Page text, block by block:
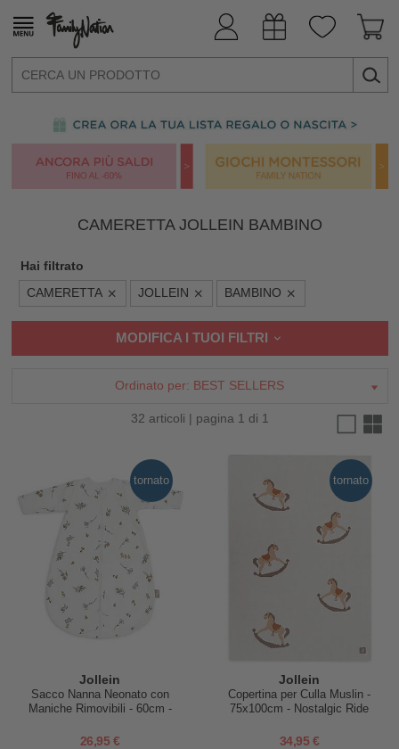
CAMERETTA JOLLEIN BAMBINO
Hai filtrato
CAMERETTA JOLLEIN BAMBINO
MODIFICA I TUOI FILTRI
Ordinato per: BEST SELLERS
32 articoli | pagina 1 di 1
tornato
Jollein
Sacco Nanna Neonato con
Maniche Rimovibili - 60cm -
26,95 €
tornato
Jollein
Copertina per Culla Muslin -
75x100cm - Nostalgic Ride
34,95 €